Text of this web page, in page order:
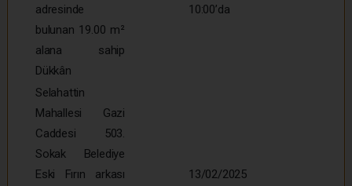
adresinde
bulunan 19.00 m²
alana sahip
Dükkân
10:00’da
Selahattin
Mahallesi Gazi
Caddesi 503.
Sokak Belediye
Eski Fırın arkası
13/02/2025